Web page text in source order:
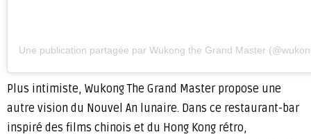
Une publication partagée par Wukong the Grand Master
Plus intimiste, Wukong The Grand Master propose une
autre vision du Nouvel An lunaire. Dans ce restaurant-bar
inspiré des films chinois et du Hong Kong rétro,